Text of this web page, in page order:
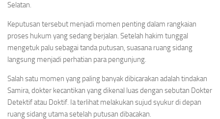
Selatan.
Keputusan tersebut menjadi momen penting dalam rangkaian
proses hukum yang sedang berjalan. Setelah hakim tunggal
mengetuk palu sebagai tanda putusan, suasana ruang sidang
langsung menjadi perhatian para pengunjung.
Salah satu momen yang paling banyak dibicarakan adalah tindakan
Samira, dokter kecantikan yang dikenal luas dengan sebutan Dokter
Detektif atau Doktif. Ia terlihat melakukan sujud syukur di depan
ruang sidang utama setelah putusan dibacakan.